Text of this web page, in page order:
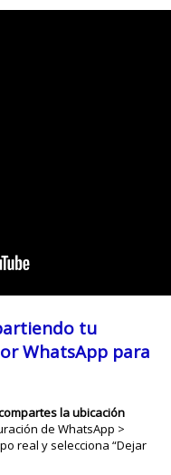
tu
WhatsApp para
la ubicación
de WhatsApp >
real y selecciona “Dejar